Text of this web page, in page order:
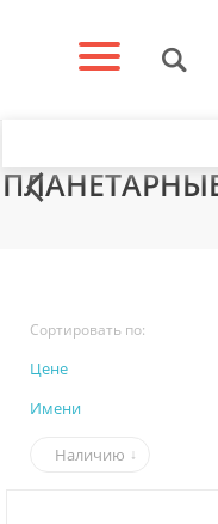
Сортировать по:
Цене
Имени
Наличию